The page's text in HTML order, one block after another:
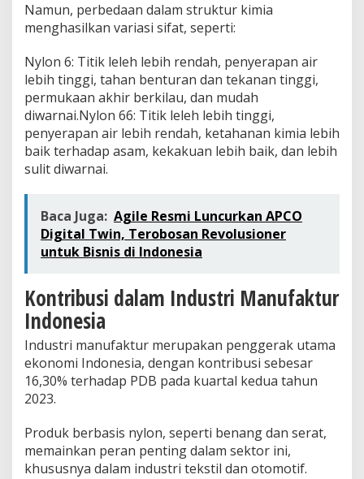
Namun, perbedaan dalam struktur kimia
menghasilkan variasi sifat, seperti:
Nylon 6: Titik leleh lebih rendah, penyerapan air
lebih tinggi, tahan benturan dan tekanan tinggi,
permukaan akhir berkilau, dan mudah
diwarnai.Nylon 66: Titik leleh lebih tinggi,
penyerapan air lebih rendah, ketahanan kimia lebih
baik terhadap asam, kekakuan lebih baik, dan lebih
sulit diwarnai.
Baca Juga: Agile Resmi Luncurkan APCO
Digital Twin, Terobosan Revolusioner
untuk Bisnis di Indonesia
Kontribusi dalam Industri Manufaktur
Indonesia
Industri manufaktur merupakan penggerak utama
ekonomi Indonesia, dengan kontribusi sebesar
16,30% terhadap PDB pada kuartal kedua tahun
2023.
Produk berbasis nylon, seperti benang dan serat,
memainkan peran penting dalam sektor ini,
khususnya dalam industri tekstil dan otomotif.